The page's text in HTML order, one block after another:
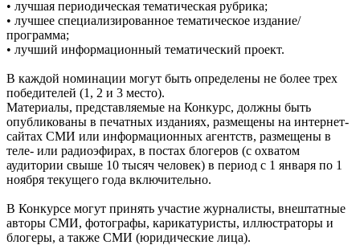
• лучшая периодическая тематическая рубрика;
• лучшее специализированное тематическое издание/
программа;
• лучший информационный тематический проект.
В каждой номинации могут быть определены не более трех
победителей (1, 2 и 3 место).
Материалы, представляемые на Конкурс, должны быть
опубликованы в печатных изданиях, размещены на интернет-
сайтах СМИ или информационных агентств, размещены в
теле- или радиоэфирах, в постах блогеров (с охватом
аудитории свыше 10 тысяч человек) в период с 1 января по 1
ноября текущего года включительно.
В Конкурсе могут принять участие журналисты, внештатные
авторы СМИ, фотографы, карикатуристы, иллюстраторы и
блогеры, а также СМИ (юридические лица).